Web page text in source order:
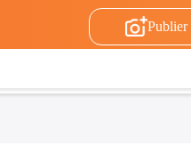
Publier